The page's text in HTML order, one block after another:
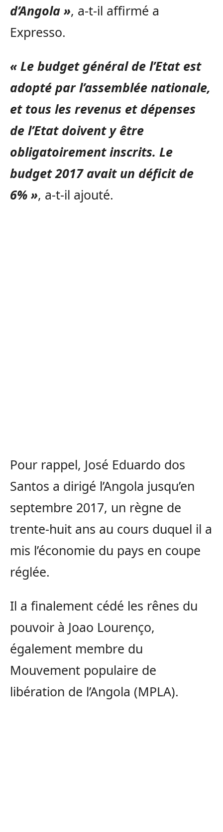
d’Angola », a-t-il affirmé a
Expresso.
« Le budget général de l’Etat est
adopté par l’assemblée nationale,
et tous les revenus et dépenses
de l’Etat doivent y être
obligatoirement inscrits. Le
budget 2017 avait un déficit de
6% », a-t-il ajouté.
Pour rappel, José Eduardo dos
Santos a dirigé l’Angola jusqu’en
septembre 2017, un règne de
trente-huit ans au cours duquel il a
mis l’économie du pays en coupe
réglée.
Il a finalement cédé les rênes du
pouvoir à Joao Lourenço,
également membre du
Mouvement populaire de
libération de l’Angola (MPLA).